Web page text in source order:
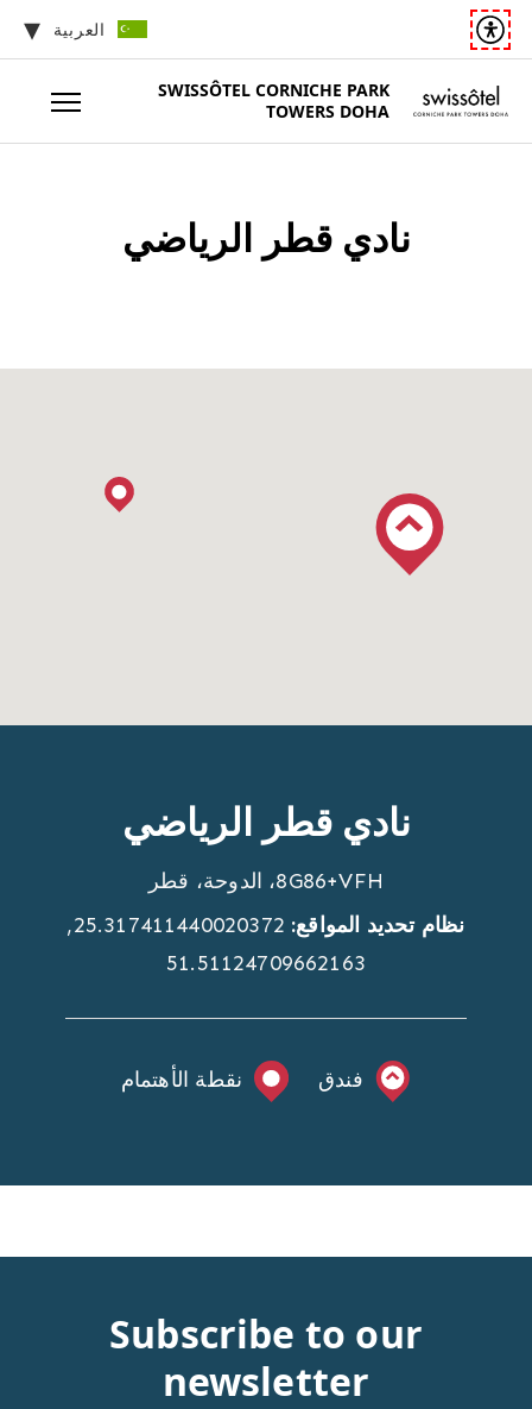
العربية
SWISSÔTEL CORNICHE PARK
TOWERS DOHA
نادي قطر الرياضي
نادي قطر الرياضي
8G86+VFH، الدوحة، قطر
نظام تحديد المواقع
25.317411440020372,
51.51124709662163
فندق نقطة الأهتمام
Subscribe to our
newsletter